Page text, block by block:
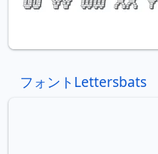
フォントLettersbats